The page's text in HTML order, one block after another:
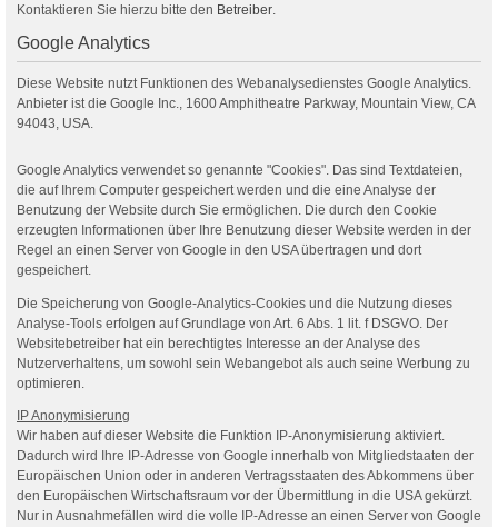
Kontaktieren Sie hierzu bitte den Betreiber.
Google Analytics
Diese Website nutzt Funktionen des Webanalysedienstes Google Analytics.
Anbieter ist die Google Inc., 1600 Amphitheatre Parkway, Mountain View, CA
94043, USA.
Google Analytics verwendet so genannte "Cookies". Das sind Textdateien,
die auf Ihrem Computer gespeichert werden und die eine Analyse der
Benutzung der Website durch Sie ermöglichen. Die durch den Cookie
erzeugten Informationen über Ihre Benutzung dieser Website werden in der
Regel an einen Server von Google in den USA übertragen und dort
gespeichert.
Die Speicherung von Google-Analytics-Cookies und die Nutzung dieses
Analyse-Tools erfolgen auf Grundlage von Art. 6 Abs. 1 lit. f DSGVO. Der
Websitebetreiber hat ein berechtigtes Interesse an der Analyse des
Nutzerverhaltens, um sowohl sein Webangebot als auch seine Werbung zu
optimieren.
IP Anonymisierung
Wir haben auf dieser Website die Funktion IP-Anonymisierung aktiviert.
Dadurch wird Ihre IP-Adresse von Google innerhalb von Mitgliedstaaten der
Europäischen Union oder in anderen Vertragsstaaten des Abkommens über
den Europäischen Wirtschaftsraum vor der Übermittlung in die USA gekürzt.
Nur in Ausnahmefällen wird die volle IP-Adresse an einen Server von Google